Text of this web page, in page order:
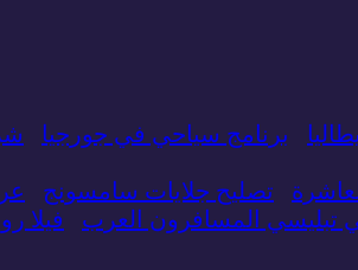
برنامج سياحي في جورجيا
تصليح جلايات سامسونج
تبليسي المسافرون العرب فيلا